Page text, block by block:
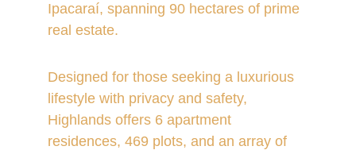
Ipacaraí, spanning 90 hectares of prime
real estate.
Designed for those seeking a luxurious
lifestyle with privacy and safety,
Highlands offers 6 apartment
residences, 469 plots, and an array of